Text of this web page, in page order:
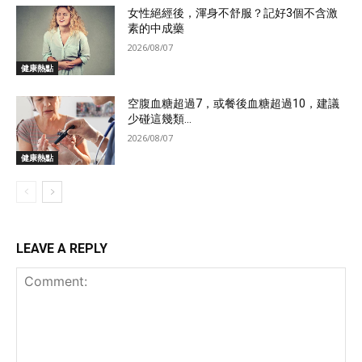
健康熱點
女性絕經後，渾身不舒服？記好3個不含激
素的中成藥
2026/08/07
健康熱點
空腹血糖超過7，或餐後血糖超過10，建議
少碰這幾類...
2026/08/07
LEAVE A REPLY